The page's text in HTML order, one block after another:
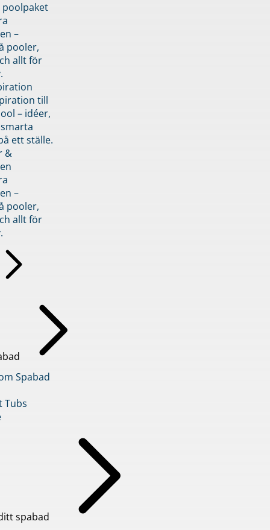
–
pooler,
allt för
till
– idéer,
ett ställe.
&
–
pooler,
allt för
Spabad
Tubs
spabad